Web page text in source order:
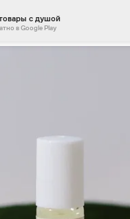
с душой
в Google Play